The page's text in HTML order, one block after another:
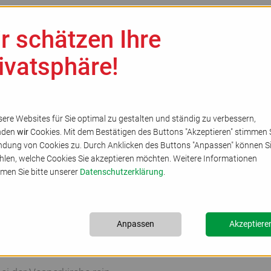
Kirchenkreis Gemeinden
Besuchen und
schätzen Ihre
Websites für Sie optimal zu gestalten und ständig zu verbessern,
wir Cookies. Mit dem Bestätigen des Buttons "Akzeptieren" stimmen
von Cookies zu. Durch Anklicken des Buttons "Anpassen" können
welche Cookies Sie akzeptieren möchten. Weitere Informationen
Sie bitte unserer Datenschutzerklärung
Anpassen